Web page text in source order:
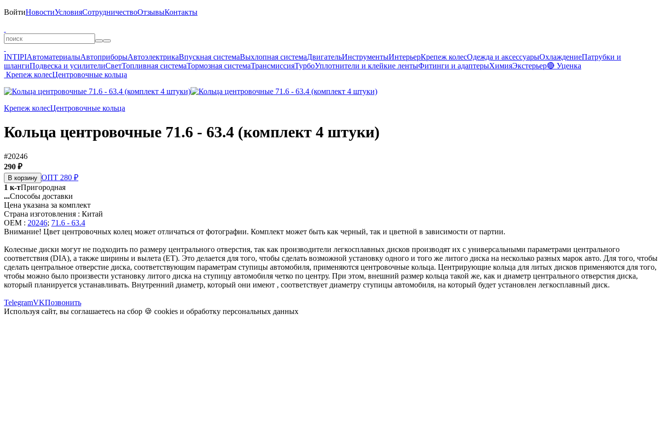
ВойтиНовостиУсловияСотрудничествоОтзывыКонтакты
INTIPIАвтоматериалыАвтоприборыАвтоэлектрикаВпускная системаВыхлопная системаДвигательИнструментыИнтерьерКрепеж колесОдежда и аксессуарыОхлаждениеПатрубки и
шлангиПодвеска и усилителиСветТопливная системаТормозная системаТрансмиссияТурбоУплотнители и клейкие лентыФитинги и адаптерыХимияЭкстерьер🔴 Уценка
Крепеж колесЦентровочные кольца
Крепеж колесЦентровочные кольца
Кольца центровочные 71.6 - 63.4 (комплект 4 штуки)
#20246
290 ₽
В корзину ОПТ 280 ₽
1 к-тПригородная
...Способы доставки
Цена указана за комплект
Страна изготовления : Китай
OEM : 20246; 71.6 - 63.4
Внимание! Цвет центровочных колец может отличаться от фотографии. Комплект может быть как черный, так и цветной в зависимости от партии.
Колесные диски могут не подходить по размеру центрального отверстия, так как производители легкосплавных дисков производят их с универсальными параметрами центрального
соответствия (DIA), а также ширины и вылета (ET). Это делается для того, чтобы сделать возможной установку одного и того же литого диска на несколько разных марок авто. Для того, чтобы
сделать центральное отверстие диска, соответствующим параметрам ступицы автомобиля, применяются центровочные кольца. Центрирующие кольца для литых дисков применяются для того,
чтобы можно было произвести установку литого диска на ступицу автомобиля четко по центру. При этом, внешний размер кольца такой же, как и диаметр центрального отверстия диска,
который планируется устанавливать. Внутренний диаметр, который они имеют , соответствует диаметру ступицы автомобиля, на который будет установлен легкосплавный диск.
TelegramVKПозвонить
Используя сайт, вы соглашаетесь на сбор 🍪 cookies и обработку персональных данных